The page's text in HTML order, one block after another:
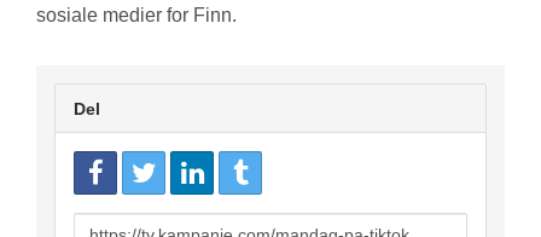
sosiale medier for Finn.
Del
URL